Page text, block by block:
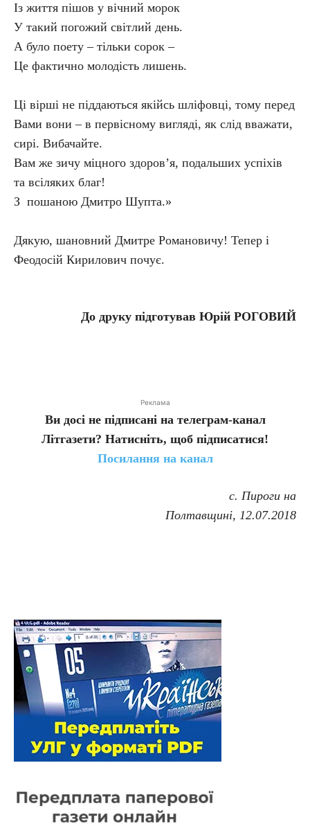
Із життя пішов у вічний морок
У такий погожий світлий день.
А було поету – тільки сорок –
Це фактично молодість лишень.
Ці вірші не піддаються якійсь шліфовці, тому перед
Вами вони – в первісному вигляді, як слід вважати,
сирі. Вибачайте.
Вам же зичу міцного здоров’я, подальших успіхів
та всіляких благ!
З пошаною Дмитро Шупта.»
Дякую, шановний Дмитре Романовичу! Тепер і
Феодосій Кирилович почує.
До друку підготував Юрій РОГОВИЙ
Реклама
Ви досі не підписані на телеграм-канал
Літгазети? Натисніть, щоб підписатися!
Посилання на канал
с. Пироги на
Полтавщині, 12.07.2018